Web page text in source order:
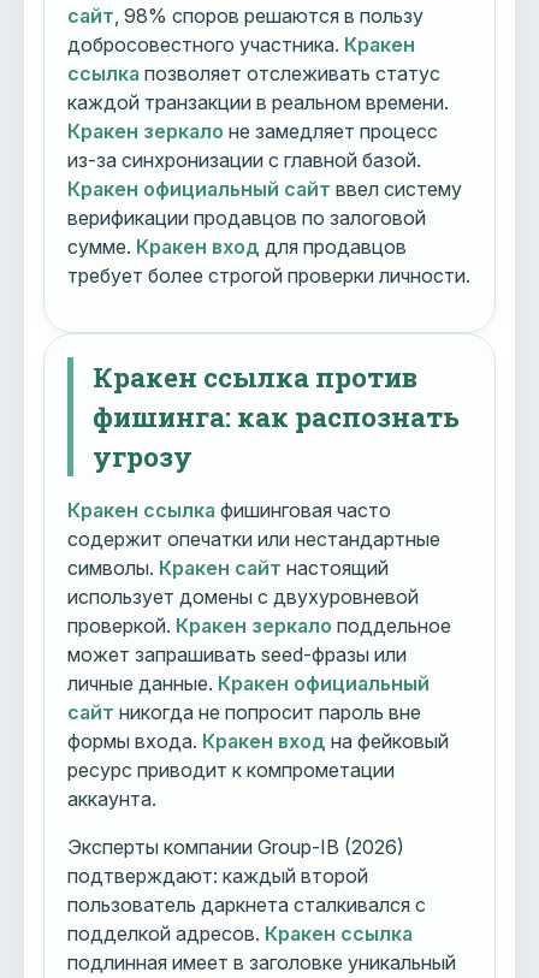
сайт , 98% споров решаются в пользу
добросовестного участника. Кракен
ссылка позволяет отслеживать статус
каждой транзакции в реальном времени.
Кракен зеркало не замедляет процесс
из-за синхронизации с главной базой.
Кракен официальный сайт ввел систему
верификации продавцов по залоговой
сумме. Кракен вход для продавцов
требует более строгой проверки личности.
Кракен ссылка против
фишинга: как распознать
угрозу
Кракен ссылка фишинговая часто
содержит опечатки или нестандартные
символы. Кракен сайт настоящий
использует домены с двухуровневой
проверкой. Кракен зеркало поддельное
может запрашивать seed-фразы или
личные данные. Кракен официальный
сайт никогда не попросит пароль вне
формы входа. Кракен вход на фейковый
ресурс приводит к компрометации
аккаунта.
Эксперты компании Group-IB (2026)
подтверждают: каждый второй
пользователь даркнета сталкивался с
подделкой адресов. Кракен ссылка
подлинная имеет в заголовке уникальный